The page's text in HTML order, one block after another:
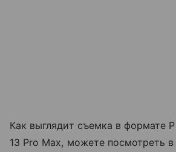
Как выглядит съемка в формате
13 Pro Max, можете посмотреть